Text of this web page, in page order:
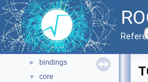
► Namespaces
► All Classes
▼ Files
▼ File List
► bindings
▼ core